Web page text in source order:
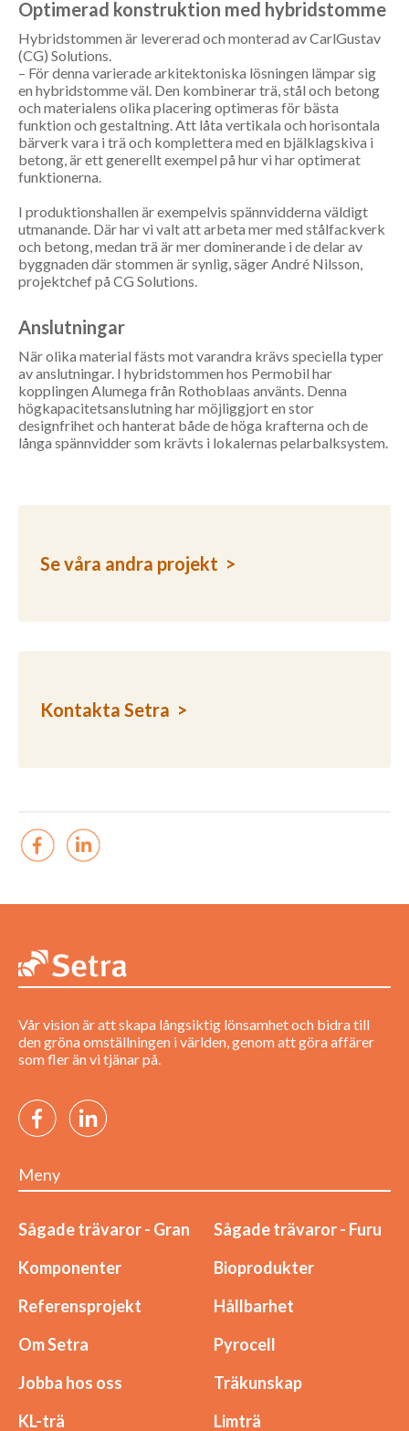
Optimerad konstruktion med hybridstomme
Hybridstommen är levererad och monterad av CarlGustav
(CG) Solutions.
– För denna varierade arkitektoniska lösningen lämpar sig
en hybridstomme väl. Den kombinerar trä, stål och betong
och materialens olika placering optimeras för bästa
funktion och gestaltning. Att låta vertikala och horisontala
bärverk vara i trä och komplettera med en bjälklagskiva i
betong, är ett generellt exempel på hur vi har optimerat
funktionerna.
I produktionshallen är exempelvis spännvidderna väldigt
utmanande. Där har vi valt att arbeta mer med stålfackverk
och betong, medan trä är mer dominerande i de delar av
byggnaden där stommen är synlig, säger André Nilsson,
projektchef på CG Solutions.
Anslutningar
När olika material fästs mot varandra krävs speciella typer
av anslutningar. I hybridstommen hos Permobil har
kopplingen Alumega från Rothoblaas använts. Denna
högkapacitetsanslutning har möjliggjort en stor
designfrihet och hanterat både de höga krafterna och de
långa spännvidder som krävts i lokalernas pelarbalksystem.
Se våra andra projekt >
Kontakta Setra >
Vår vision är att skapa långsiktig lönsamhet och bidra till
den gröna omställningen i världen, genom att göra affärer
som fler än vi tjänar på.
Meny
Sågade trävaror - Gran
Sågade trävaror - Furu
Komponenter
Bioprodukter
Referensprojekt
Hållbarhet
Om Setra
Pyrocell
Jobba hos oss
Träkunskap
KL-trä
Limträ